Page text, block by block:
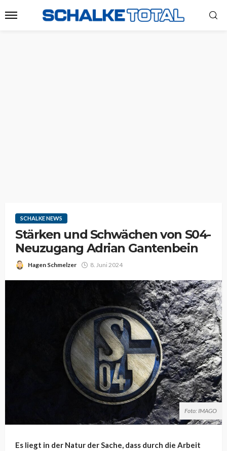
SCHALKE NEWS
Stärken und Schwächen von S04-
Neuzugang Adrian Gantenbein
Hagen Schmelzer 8. Juni 2024
Foto: IMAGO
Es liegt in der Natur der Sache, dass durch die Arbeit